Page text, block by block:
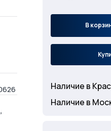
В
Наличие в
Наличие в